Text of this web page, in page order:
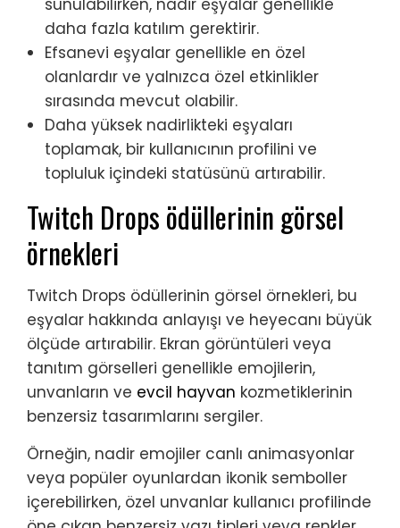
daha fazla katılım gerektirir.
Efsanevi eşyalar genellikle en özel
olanlardır ve yalnızca özel etkinlikler
sırasında mevcut olabilir.
Daha yüksek nadirlikteki eşyaları
toplamak, bir kullanıcının profilini ve
topluluk içindeki statüsünü artırabilir.
Twitch Drops ödüllerinin görsel
örnekleri
Twitch Drops ödüllerinin görsel örnekleri, bu
eşyalar hakkında anlayışı ve heyecanı büyük
ölçüde artırabilir. Ekran görüntüleri veya
tanıtım görselleri genellikle emojilerin,
unvanların ve evcil hayvan kozmetiklerinin
benzersiz tasarımlarını sergiler.
Örneğin, nadir emojiler canlı animasyonlar
veya popüler oyunlardan ikonik semboller
içerebilirken, özel unvanlar kullanıcı profilinde